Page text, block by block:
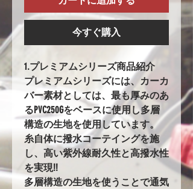
今すぐ購入
1.プレミアムシリーズ商品紹介
プレミアムシリーズには、カーカ
バー素材としては、最も厚みのあ
るPVC250Gをベースに使用し多層
構造の生地を使用しています。
糸自体に撥水コーテイングを施
し、高い紫外線耐久性と高撥水性
を実現!!
多層構造の生地を使うことで通気